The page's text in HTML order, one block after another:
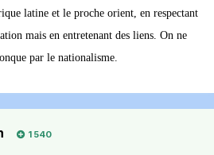
latine et le proche orient, en respectant
mais en entretenant des liens. On ne
par le nationalisme.
1 540